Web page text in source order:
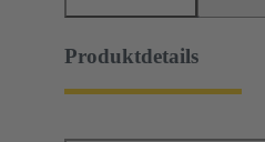
Produktdetails